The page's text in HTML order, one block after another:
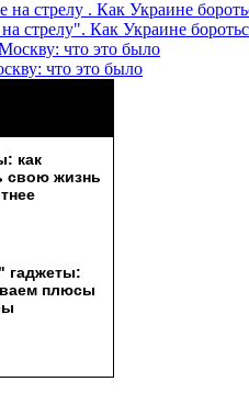
стрелу". Как Украине
что это было